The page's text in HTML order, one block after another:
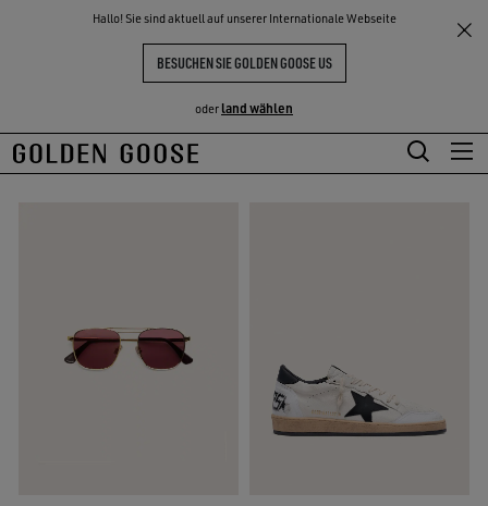
Hallo! Sie sind aktuell auf unserer Internationale Webseite
BESUCHEN SIE GOLDEN GOOSE US
oder land wählen
Zum
Zum
ERLEBNISSE THE
COMMUNITY
Geschenke für ihn
GESCHENKE FÜR IHN